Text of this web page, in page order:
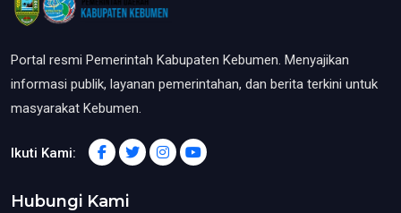
Portal resmi Pemerintah Kabupaten Kebumen. Menyajikan
informasi publik, layanan pemerintahan, dan berita terkini untuk
masyarakat Kebumen.
Ikuti Kami:
Hubungi Kami